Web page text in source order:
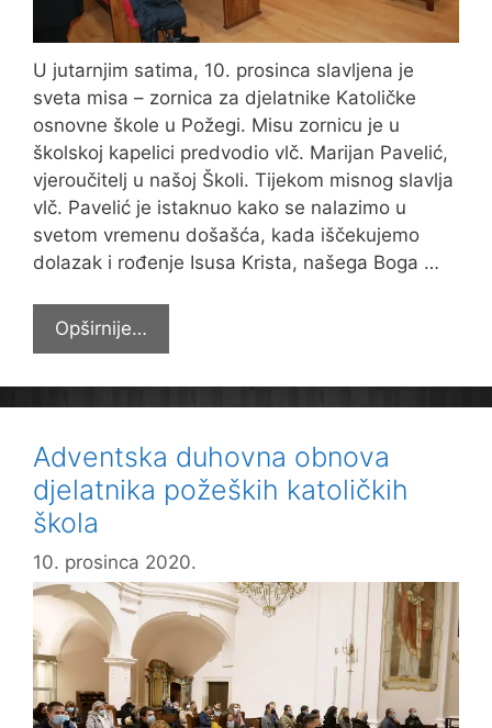
U jutarnjim satima, 10. prosinca slavljena je
sveta misa – zornica za djelatnike Katoličke
osnovne škole u Požegi. Misu zornicu je u
školskoj kapelici predvodio vlč. Marijan Pavelić,
vjeroučitelj u našoj Školi. Tijekom misnog slavlja
vlč. Pavelić je istaknuo kako se nalazimo u
svetom vremenu došašća, kada iščekujemo
dolazak i rođenje Isusa Krista, našega Boga …
Opširnije…
zornica
za
djelatnike
Adventska duhovna obnova
djelatnika požeških katoličkih
škola
10. prosinca 2020.